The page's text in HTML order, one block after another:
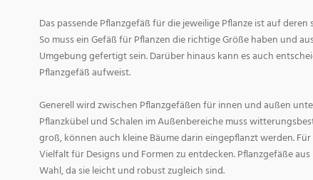
Das passende Pflanzgefäß für die jeweilige Pflanze ist auf
So muss ein Gefäß für Pflanzen die richtige Größe haben und
Umgebung gefertigt sein. Darüber hinaus kann es auch
Pflanzgefäß aufweist.
Generell wird zwischen Pflanzgefäßen für innen und außen
Pflanzkübel und Schalen im Außenbereiche muss
groß, können auch kleine Bäume darin eingepflanzt werden.
Vielfalt für Designs und Formen zu entdecken. Pflanzgefäße
Wahl, da sie leicht und robust zugleich sind.